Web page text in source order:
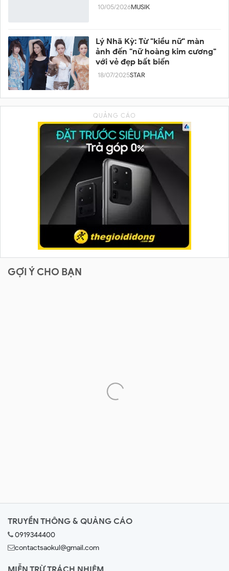
10/05/2026MUSIK
Lý Nhã Kỳ: Từ "kiều nữ" màn
ảnh đến "nữ hoàng kim cương"
với vẻ đẹp bất biến
18/07/2025STAR
GỢI Ý CHO BẠN
TRUYỀN THÔNG & QUẢNG CÁO
0919344400
contactsaokul@gmail.com